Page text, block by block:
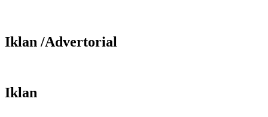
Iklan /Advertorial
Iklan